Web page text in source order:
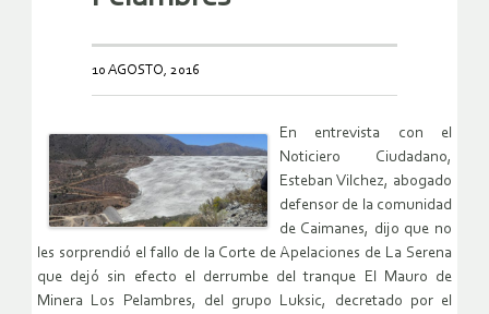
10 AGOSTO, 2016
En entrevista con el
Noticiero Ciudadano,
Esteban Vilchez, abogado
defensor de la comunidad
de Caimanes, dijo que no
les sorprendió el fallo de la Corte de Apelaciones de La Serena
que dejó sin efecto el derrumbe del tranque El Mauro de
Minera Los Pelambres, del grupo Luksic, decretado por el